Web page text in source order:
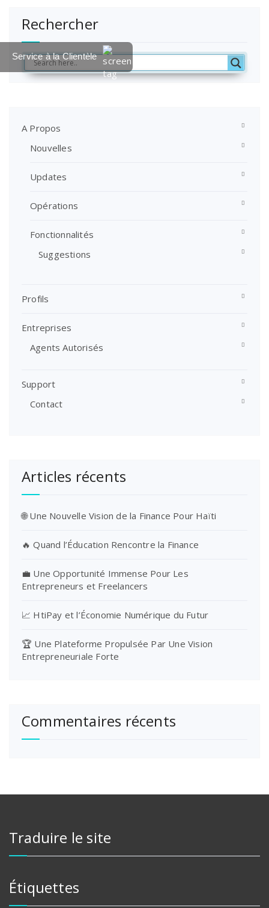
Rechercher
A Propos
Nouvelles
Updates
Opérations
Fonctionnalités
Suggestions
Profils
Entreprises
Agents Autorisés
Support
Contact
Articles récents
🌐 Une Nouvelle Vision de la Finance Pour Haïti
🔥 Quand l’Éducation Rencontre la Finance
💼 Une Opportunité Immense Pour Les
Entrepreneurs et Freelancers
📈 HtiPay et l’Économie Numérique du Futur
🏆 Une Plateforme Propulsée Par Une Vision
Entrepreneuriale Forte
Commentaires récents
Traduire le site
Étiquettes
Service à la Clientèle